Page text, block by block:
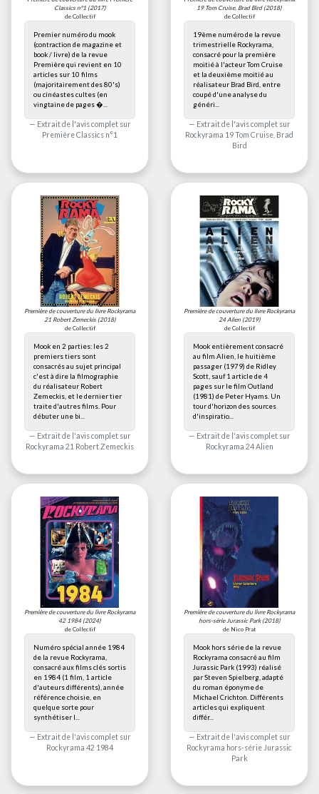
Classics n°1(2017)
de Collectif
Premier numéro du mook
(contraction de magazine et
book / livre) de la revue
Première qui revient en 10
articles sur 10 films
(majoritairement des 80's)
ou cinéastes cultes (en
vingtaine de pages �...
Extrait de l'avis complet sur
Première Classics n°1
19 Tom Cruise, Brad Bird(2018)
de Collectif
19ème numéro de la revue
trimestrielle Rockyrama,
consacré pour la première
moitié à l'acteur Tom Cruise
et la deuxième moitié au
réalisateur Brad Bird, entre
coupé d'une analyse du
généri...
Extrait de l'avis complet sur
Rockyrama 19 Tom Cruise, Brad
Bird
Première de couverture du livre Rockyrama
21 Robert Zemeckis(2018)
de Collectif
Mook en 2 parties: les 2
premiers tiers sont
consacrés au sujet principal
c'est à dire la filmographie
du réalisateur Robert
Zemeckis, et le dernier tier
traite d'autres films. Pour
débuter une bi...
Extrait de l'avis complet sur
Rockyrama 21 Robert Zemeckis
Première de couverture du livre Rockyrama
24 Alien(2019)
de Collectif
Mook entièrement consacré
au film Alien, le huitième
passager (1979) de Ridley
Scott, sauf 1 article de 4
pages sur le film Outland
(1981) de Peter Hyams. Un
tour d'horizon des sources
d'inspiratio...
Extrait de l'avis complet sur
Rockyrama 24 Alien
Première de couverture du livre Rockyrama
42 1984(2024)
de Collectif
Numéro spécial année 1984
de la revue Rockyrama,
consacré aux films clés sortis
en 1984 (1 film, 1 article
d'auteurs différents), année
référence choisie, en
quelque sorte pour
synthétiser l...
Extrait de l'avis complet sur
Rockyrama 42 1984
Première de couverture du livre Rockyrama
hors-série Jurassic Park(2018)
de Nico Prat
Mook hors série de la revue
Rockyrama consacré au film
Jurassic Park (1993) réalisé
par Steven Spielberg, adapté
du roman éponyme de
Michael Crichton. Différents
articles qui expliquent
différ...
Extrait de l'avis complet sur
Rockyrama hors-série Jurassic
Park